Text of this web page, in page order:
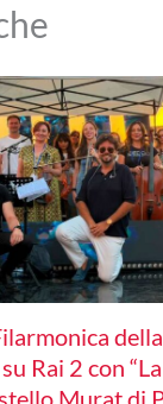
Rai 2 con